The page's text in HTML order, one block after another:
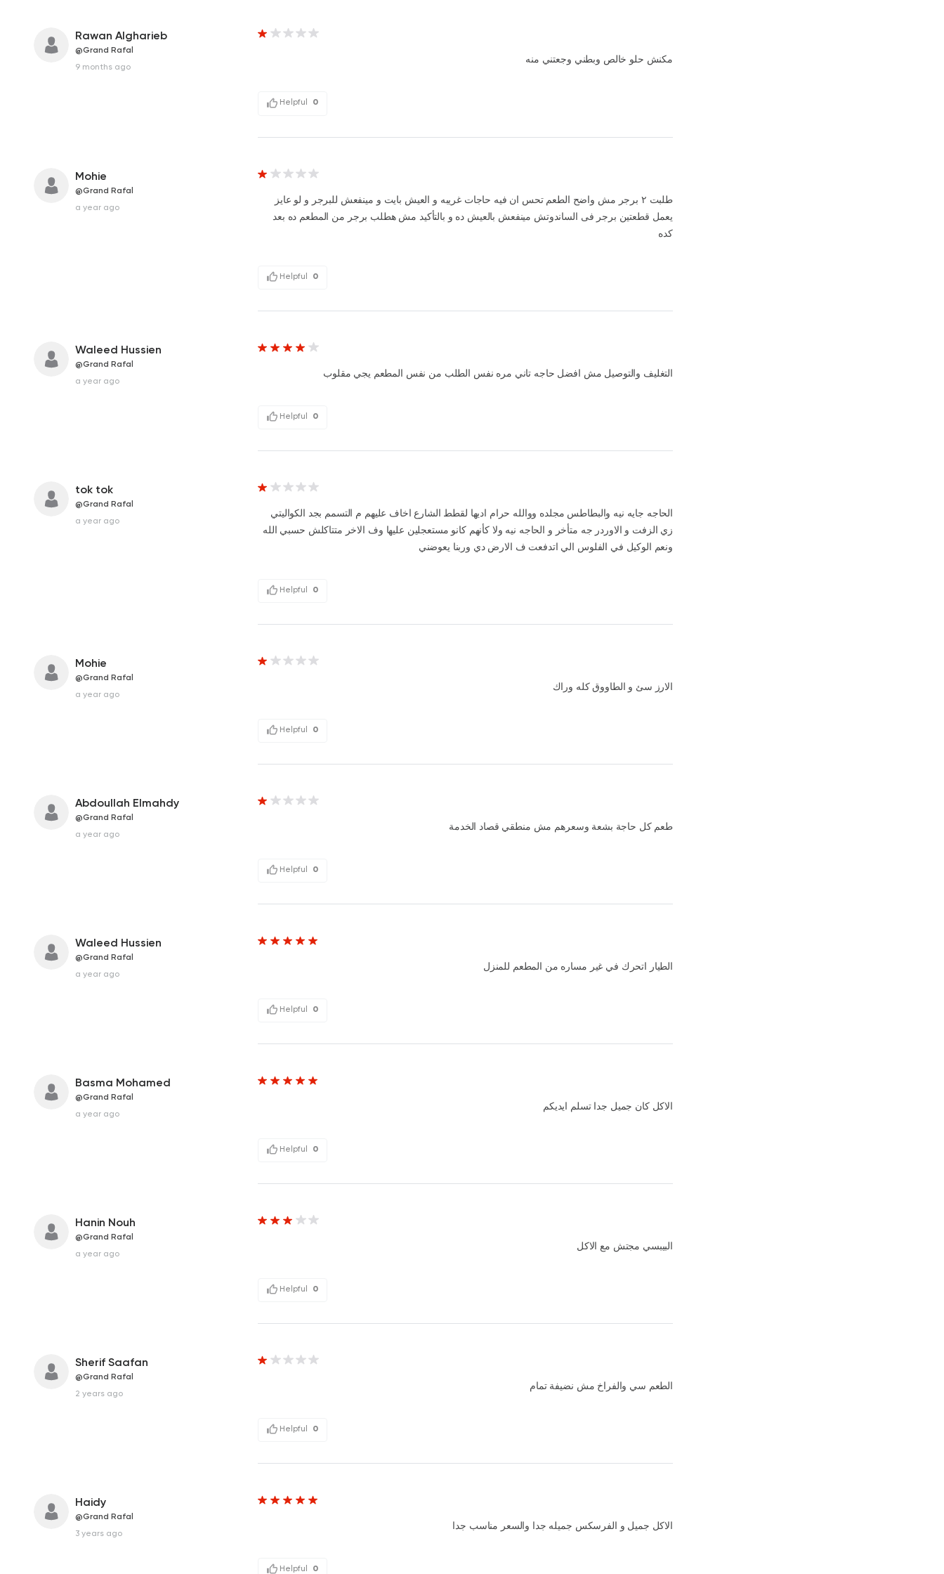
Rawan Algharieb
@Grand Rafal
9 months ago
مكنش حلو خالص وبطني وجعتني منه
Helpful 0
Mohie
@Grand Rafal
a year ago
طلبت ٢ برجر مش واضح الطعم تحس ان فيه حاجات غريبه و العيش بايت و مينفعش للبرجر و لو عايز
يعمل قطعتين برجر فى الساندوتش مينفعش بالعيش ده و بالتأكيد مش هطلب برجر من المطعم ده بعد
كده
Helpful 0
Waleed Hussien
@Grand Rafal
a year ago
التغليف والتوصيل مش افضل حاجه تاني مره نفس الطلب من نفس المطعم يجي مقلوب
Helpful 0
tok tok
@Grand Rafal
a year ago
الحاجه جايه نيه والبطاطس مجلده ووالله حرام اديها لقطط الشارع اخاف عليهم م التسمم بجد الكواليتي
زي الزفت و الاوردر جه متأخر و الحاجه نيه ولا كأنهم كانو مستعجلين عليها وف الاخر متتاكلش حسبي الله
ونعم الوكيل في الفلوس الي اتدفعت ف الارض دي وربنا يعوضني
Helpful 0
Mohie
@Grand Rafal
a year ago
الارز سئ و الطاووق كله وراك
Helpful 0
Abdoullah Elmahdy
@Grand Rafal
a year ago
طعم كل حاجة بشعة وسعرهم مش منطقي قصاد الخدمة
Helpful 0
Waleed Hussien
@Grand Rafal
a year ago
الطيار اتحرك في غير مساره من المطعم للمنزل
Helpful 0
Basma Mohamed
@Grand Rafal
a year ago
الاكل كان جميل جدا تسلم ايديكم
Helpful 0
Hanin Nouh
@Grand Rafal
a year ago
البيبسي مجتش مع الاكل
Helpful 0
Sherif Saafan
@Grand Rafal
2 years ago
الطعم سي والفراخ مش نضيفة تمام
Helpful 0
Haidy
@Grand Rafal
3 years ago
الاكل جميل و الفرسكس جميله جدا والسعر مناسب جدا
Helpful 0